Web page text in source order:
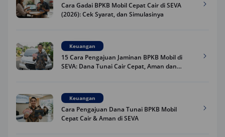
Cara Gadai BPKB Mobil Cepat Cair di SEVA
(2026): Cek Syarat, dan Simulasinya
Keuangan
15 Cara Pengajuan Jaminan BPKB Mobil di
SEVA: Dana Tunai Cair Cepat, Aman dan
Keuangan
Cara Pengajuan Dana Tunai BPKB Mobil
Cepat Cair & Aman di SEVA